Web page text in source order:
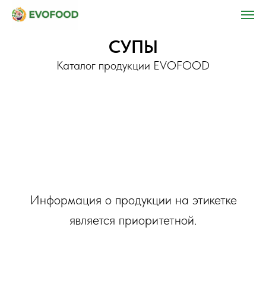
СУПЫ
Каталог продукции EVOFOOD
Информация о продукции на этикетке
является приоритетной.